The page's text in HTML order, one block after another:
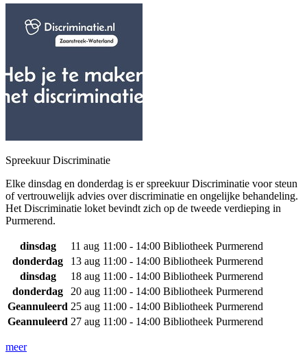
Spreekuur Discriminatie
Elke dinsdag en donderdag is er spreekuur Discriminatie voor steun
of vertrouwelijk advies over discriminatie en ongelijke behandeling.
Het Discriminatie loket bevindt zich op de tweede verdieping in
Purmerend.
dinsdag 11 aug 11:00 - 14:00 Bibliotheek Purmerend
donderdag
13 aug 11:00 - 14:00 Bibliotheek Purmerend
dinsdag
18 aug 11:00 - 14:00 Bibliotheek Purmerend
donderdag
20 aug 11:00 - 14:00 Bibliotheek Purmerend
Geannuleerd 25 aug 11:00 - 14:00 Bibliotheek Purmerend
Geannuleerd 27 aug 11:00 - 14:00 Bibliotheek Purmerend
meer